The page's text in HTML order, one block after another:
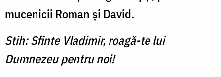
mucenicii Roman și David.
Stih: Sfinte Vladimir, roagă-te lui
Dumnezeu pentru noi!